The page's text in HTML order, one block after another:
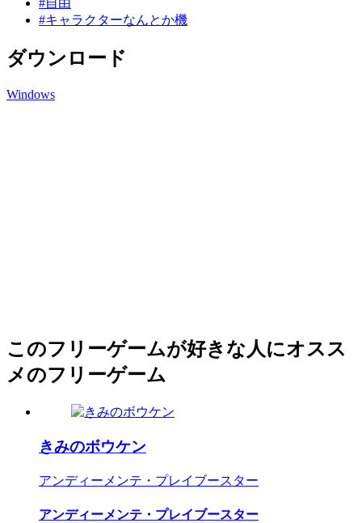
#キャラクターなんとか機
ダウンロード
Windows
このフリーゲームが好きな人にオスス
メのフリーゲーム
きみのボウケン
アンディーメンテ・プレイブースター
アンディーメンテ・プレイブースター